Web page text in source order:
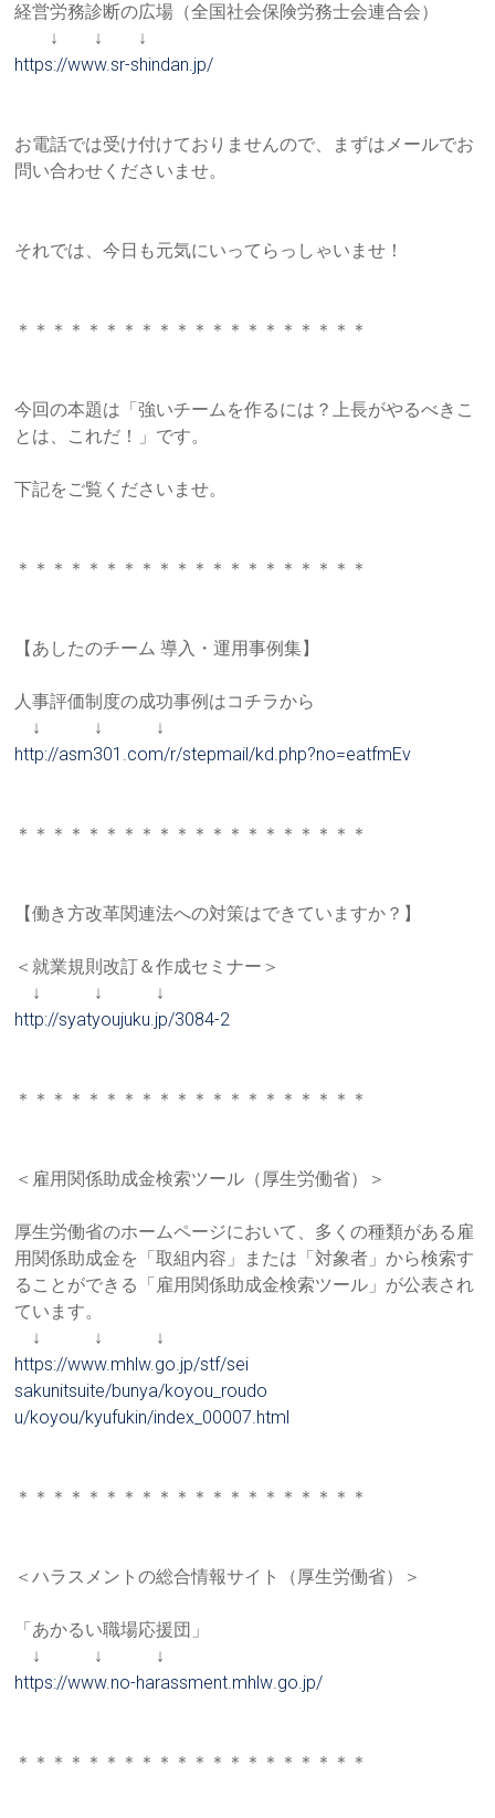
経営労務診断の広場（全国社会保険労務士会連合会）
↓ ↓ ↓
https://www.sr-shindan.jp/
お電話では受け付けておりませんので、まずはメールでお
問い合わせくださいませ。
それでは、今日も元気にいってらっしゃいませ！
＊＊＊＊＊＊＊＊＊＊＊＊＊＊＊＊＊＊＊＊
今回の本題は「強いチームを作るには？上長がやるべきこ
とは、これだ！」です。
下記をご覧くださいませ。
＊＊＊＊＊＊＊＊＊＊＊＊＊＊＊＊＊＊＊＊
【あしたのチーム 導入・運用事例集】
人事評価制度の成功事例はコチラから
↓ ↓ ↓
http://asm301.com/r/stepmail/kd.php?no=eatfmEv
＊＊＊＊＊＊＊＊＊＊＊＊＊＊＊＊＊＊＊＊
【働き方改革関連法への対策はできていますか？】
＜就業規則改訂＆作成セミナー＞
↓ ↓ ↓
http://syatyoujuku.jp/3084-2
＊＊＊＊＊＊＊＊＊＊＊＊＊＊＊＊＊＊＊＊
＜雇用関係助成金検索ツール（厚生労働省）＞
厚生労働省のホームページにおいて、多くの種類がある雇
用関係助成金を「取組内容」または「対象者」から検索す
ることができる「 雇用関係助成金検索ツール」が公表され
ています。
↓ ↓ ↓
https://www.mhlw.go.jp/stf/sei
sakunitsuite/bunya/koyou_roudo
u/koyou/kyufukin/index_00007.html
＊＊＊＊＊＊＊＊＊＊＊＊＊＊＊＊＊＊＊＊
＜ハラスメントの総合情報サイト（厚生労働省）＞
「あかるい職場応援団」
↓ ↓ ↓
https://www.no-harassment.mhlw.go.jp/
＊＊＊＊＊＊＊＊＊＊＊＊＊＊＊＊＊＊＊＊